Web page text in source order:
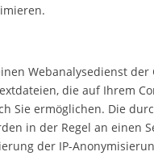
Webanalysedienst der
die auf Ihrem
Sie ermöglichen. Die
in der Regel an einen
der IP-